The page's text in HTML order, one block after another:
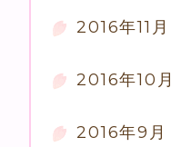
2016年11月
2016年10月
2016年9月